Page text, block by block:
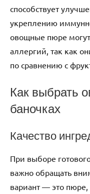
способствует
укреплению
овощные пюре
аллергий, так как
по сравнению с
Как выбрать
баночках
Качество
При выборе
важно обращать
вариант — это